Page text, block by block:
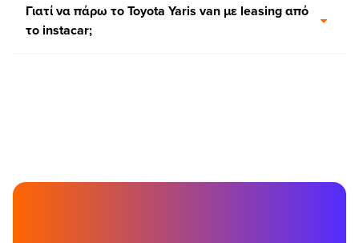
Γιατί να πάρω το Toyota Yaris van με leasing από
το instacar;